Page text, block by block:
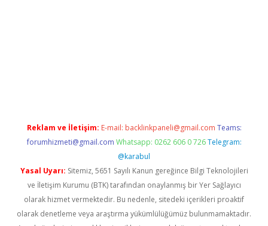
Reklam ve İletişim: E-mail: backlinkpaneli@gmail.com Teams:
forumhizmeti@gmail.com Whatsapp: 0262 606 0 726 Telegram:
@karabul
Yasal Uyarı: Sitemiz, 5651 Sayılı Kanun gereğince Bilgi Teknolojileri
ve İletişim Kurumu (BTK) tarafından onaylanmış bir Yer Sağlayıcı
olarak hizmet vermektedir. Bu nedenle, sitedeki içerikleri proaktif
olarak denetleme veya araştırma yükümlülüğümüz bulunmamaktadır.